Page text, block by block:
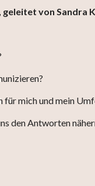
von Sandra
für mich und mein
den Antworten